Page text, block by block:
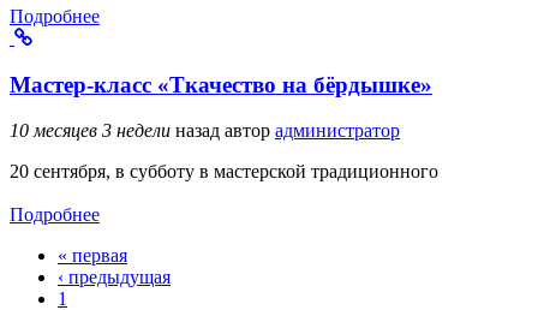
Подробнее
Мастер-класс «Ткачество на бёрдышке»
10 месяцев 3 недели назад автор администратор
20 сентября, в субботу в мастерской традиционного
Подробнее
Страницы
« первая
‹ предыдущая
1